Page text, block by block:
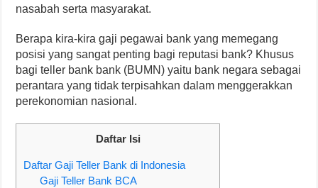
nasabah serta masyarakat.
Berapa kira-kira gaji pegawai bank yang memegang
posisi yang sangat penting bagi reputasi bank? Khusus
bagi teller bank bank (BUMN) yaitu bank negara sebagai
perantara yang tidak terpisahkan dalam menggerakkan
perekonomian nasional.
Daftar Isi
Daftar Gaji Teller Bank di Indonesia
Gaji Teller Bank BCA